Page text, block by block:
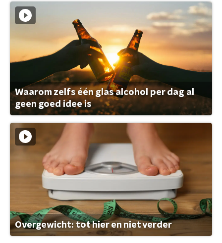
Waarom zelfs één glas alcohol per dag al
geen goed idee is
Overgewicht: tot hier en niet verder